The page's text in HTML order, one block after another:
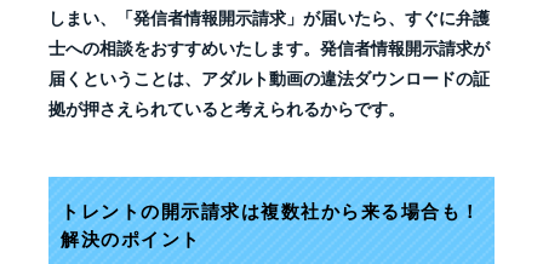
しまい、「発信者情報開示請求」が届いたら、すぐに弁護
士への相談をおすすめいたします。発信者情報開示請求が
届くということは、アダルト動画の違法ダウンロードの証
拠が押さえられていると考えられるからです。
トレントの開示請求は複数社から来る場合も！
解決のポイント